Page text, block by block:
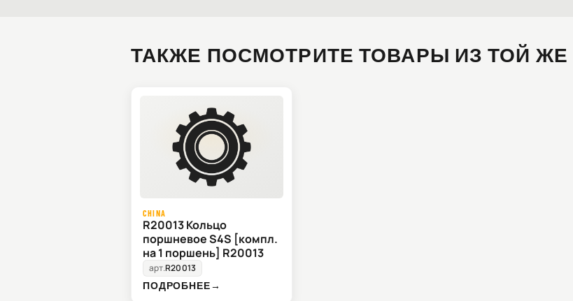
ТАКЖЕ ПОСМОТРИТЕ ТОВАРЫ ИЗ ТОЙ ЖЕ
CHINA
R20013 Кольцо
поршневое S4S [компл.
на 1 поршень] R20013
арт.R20013
ПОДРОБНЕЕ→